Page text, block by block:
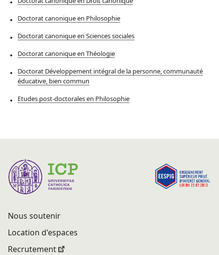
Doctorat canonique en Philosophie
Doctorat canonique en Sciences sociales
Doctorat canonique en Théologie
Doctorat Développement intégral de la personne, communauté
éducative, bien commun
Etudes post-doctorales en Philosophie
Nous soutenir
Location d'espaces
Recrutement